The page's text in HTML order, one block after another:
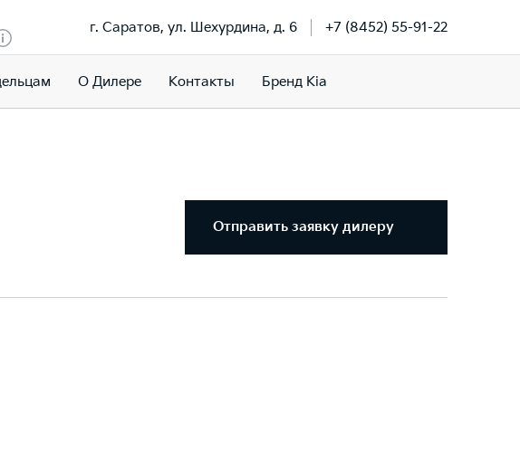
г. Саратов, ул. Шехурдина, д. 6 +7 (8452) 55-91-22
О Дилере Контакты Бренд Kia
Отправить заявку дилеру